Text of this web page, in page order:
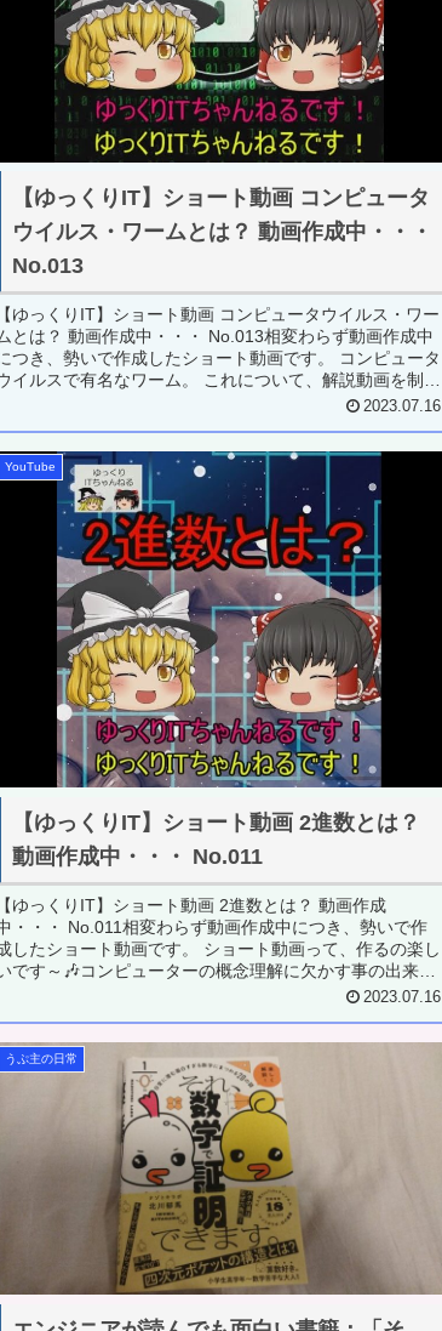
【ゆっくりIT】ショート動画 コンピュータ
ウイルス・ワームとは？ 動画作成中・・・
No.013
【ゆっくりIT】ショート動画 コンピュータウイルス・ワー
ムとは？ 動画作成中・・・ No.013相変わらず動画作成中
つき、勢いで作成したショート動画です。 コンピュータ
イルスで有名なワーム。 これについて、解説動画を制作
2023.07.16
YouTube
【ゆっくりIT】ショート動画 2進数とは？
動画作成中・・・ No.011
【ゆっくりIT】ショート動画 2進数とは？ 動画作成
・・・ No.011相変わらず動画作成中につき、勢いで作
したショート動画です。 ショート動画って、作るの楽し
です～🎶コンピューターの概念理解に欠かす事の出来な
2023.07.16
うぷ主の日常